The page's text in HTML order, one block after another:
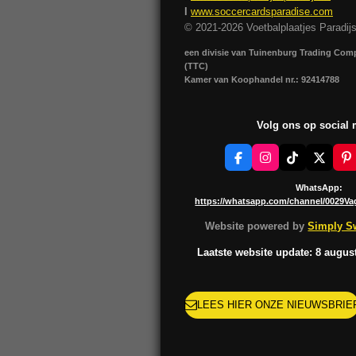
I www.soccercardsparadise.com
© 2021-2026 Voetbalplaatjes Paradijs
een divisie van Tuinenburg Trading
(TTC)
Kamer van Koophandel nr.: 92414788
Volg ons op social
F
a
e
b
o
o
I
n
t
a
g
r
m
T
k
T
o
k
X
P
i
t
e
r
e
t
WhatsApp:
https://whatsapp.com/channel/
Website powered bySimply
Laatste website update: 8
LEES HIER ONZE